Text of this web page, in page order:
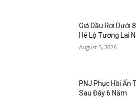
Giá Dầu Rơi Dưới
Hé Lộ Tương Lai
August 5, 2026
PNJ Phục Hồi Ấn
Sau Đáy 6 Năm